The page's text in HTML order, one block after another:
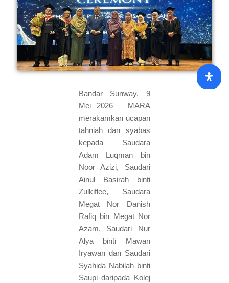
Bandar Sunway, 9
Mei 2026 – MARA
merakamkan ucapan
tahniah dan syabas
kepada Saudara
Adam Luqman bin
Noor Azizi, Saudari
Ainul Basirah binti
Zulkiflee, Saudara
Megat Nor Danish
Rafiq bin Megat Nor
Azam, Saudari Nur
Alya binti Mawan
Iryawan dan Saudari
Syahida Nabilah binti
Saupi daripada Kolej